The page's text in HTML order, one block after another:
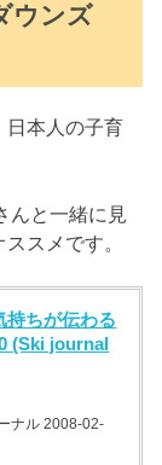
ウンズ
日本人の子育
んと一緒に見
スメです。
持ちが伝わる
(Ski journal
ナル 2008-02-